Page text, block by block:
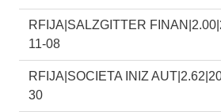
RFIJA|SALZGITTER
11-08
RFIJA|SOCIETA INIZ
30